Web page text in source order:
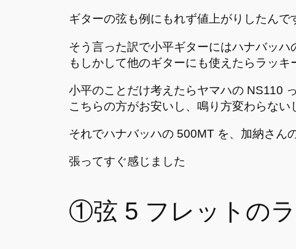
ギターの弦も例にもれず値上がりしたん
そう言った訳で小平ギターにはハナバッ
もしかして他のギターにも使えたらラッ
小平のことだけ考えたらヤマハの NS110
こちらの方がお安いし、鳴り方変わらない
それでハナバッハの 500MT を、加納さん
張ってすぐ感じました
①弦 5 フレットの